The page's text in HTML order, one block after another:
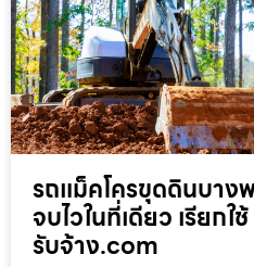
รถแม็คโครขุดดินบาง
จบไวในที่เดียว เรียก
รับจ้าง.com